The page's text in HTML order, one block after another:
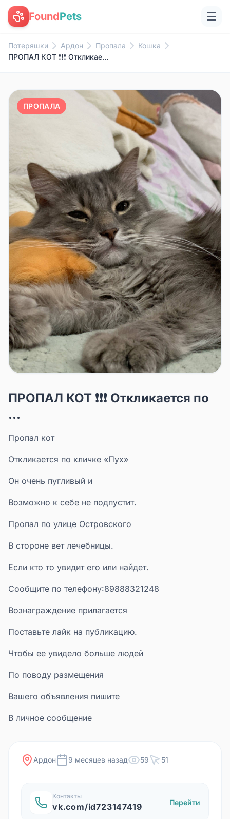
FoundPets
Потеряшки Ардон Пропала
Кошка
ПРОПАЛ КОТ ❗❗❗ Откликается по ...
ПРОПАЛА
ПРОПАЛ КОТ ❗❗❗ Откликается по
...
Пропал кот
Откликается по кличке «Пух»
Он очень пугливый и
Возможно к себе не подпустит.
Пропал по улице Островского
В стороне вет лечебницы.
Если кто то увидит его или найдет.
Сообщите по телефону:89888321248
Вознаграждение прилагается
Поставьте лайк на публикацию.
Чтобы ее увидело больше людей
По поводу размещения
Вашего объявления пишите
В личное сообщение
Ардон 9 месяцев назад 59 51
Контакты
vk.com/id723147419 Перейти